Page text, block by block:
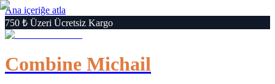
Ana içeriğe atla
750 ₺ Üzeri Ücretsiz Kargo
Combine Michail